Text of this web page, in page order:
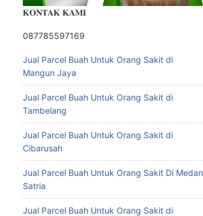
𝐊𝐎𝐍𝐓𝐀𝐊 𝐊𝐀𝐌𝐈
087785597169
Jual Parcel Buah Untuk Orang Sakit di
Mangun Jaya
Jual Parcel Buah Untuk Orang Sakit di
Tambelang
Jual Parcel Buah Untuk Orang Sakit di
Cibarusah
Jual Parcel Buah Untuk Orang Sakit Di Medan
Satria
Jual Parcel Buah Untuk Orang Sakit di